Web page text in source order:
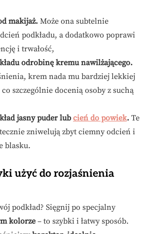
makijaż. Może ona subtelnie
podkładu, a dodatkowo poprawi
i trwałość,
odrobinę kremu nawilżającego.
krem nada mu bardziej lekkiej
szczególnie docenią osoby z suchą
jasny puder lubcień do powiek. Te
zniwelują zbyt ciemny odcień i
blasku.
użyć do rozjaśnienia
podkład? Sięgnij po specjalny
kolorze – to szybki i łatwy sposób.